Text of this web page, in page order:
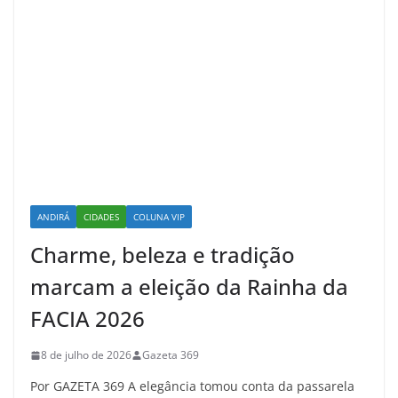
ANDIRÁ CIDADES COLUNA VIP
Charme, beleza e tradição
marcam a eleição da Rainha da
FACIA 2026
8 de julho de 2026 Gazeta 369
Por GAZETA 369 A elegância tomou conta da passarela